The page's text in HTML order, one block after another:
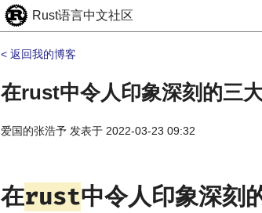
Rust语言中文社区
< 返回我的博客
在rust中令人印象深刻的三
爱国的张浩予 发表于 2022-03-23 09:32
在rust中令人印象深刻